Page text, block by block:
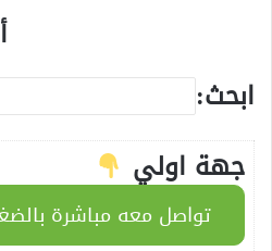
ابحث:
جهة اولي
تواصل معه مباشرة